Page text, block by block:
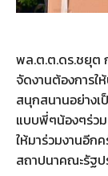
พล.ต.ต.ดร.ชยุต
จัดงานต้องการใ
สนุกสนานอย่าง
แบบพี่ๆน้องๆร่ว
ให้มาร่วมงานอีก
สถาปนาคณะรัฐป